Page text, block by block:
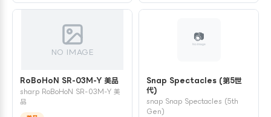
NO IMAGE
RoBoHoN SR-03M-Y 美品
sharp RoBoHoN SR-03M-Y 美
品
Snap Spectacles (第5世
代)
snap Snap Spectacles (5th
Gen)